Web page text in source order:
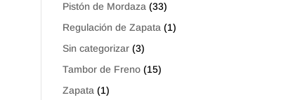
Pistón de Mordaza (33)
Regulación de Zapata (1)
Sin categorizar (3)
Tambor de Freno (15)
Zapata (1)